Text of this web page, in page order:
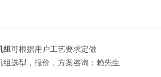
组可根据用户工艺要求定做
选型，报价，方案咨询：赖先生